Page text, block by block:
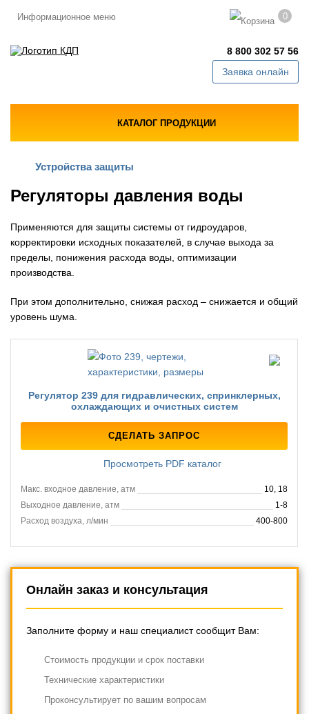
Информационное меню 0
8 800 302 57 56
Заявка онлайн
КАТАЛОГ ПРОДУКЦИИ
Устройства защиты
Регуляторы давления воды
Применяются для защиты системы от гидроударов,
корректировки исходных показателей, в случае выхода за
пределы, понижения расхода воды, оптимизации
производства.
При этом дополнительно, снижая расход – снижается и общий
уровень шума.
Регулятор 239 для гидравлических, спринклерных,
охлаждающих и очистных систем
СДЕЛАТЬ ЗАПРОС
Просмотреть PDF каталог
Макс. входное давление, атм
10, 18
Выходное давление, атм
1-8
Расход воздуха, л/мин
400-800
Онлайн заказ и консультация
Заполните форму и наш специалист сообщит Вам:
Cтоимость продукции и срок поставки
Технические характеристики
Проконсультирует по вашим вопросам